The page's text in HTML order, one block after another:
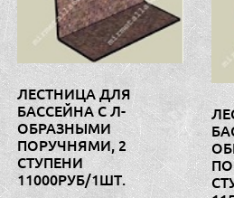
ЛЕСТНИЦА ДЛЯ
БАССЕЙНА С Л-
ОБРАЗНЫМИ
ПОРУЧНЯМИ, 2
СТУПЕНИ
11000РУБ/1ШТ.